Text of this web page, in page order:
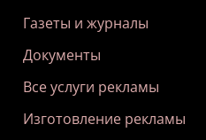
Газеты и журналы
Документы
Все услуги рекламы
Изготовление рекламы